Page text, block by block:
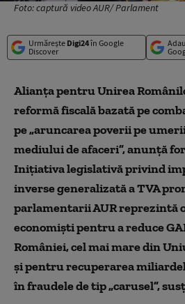
Foto: captură video AUR/ Parlament
Urmărește Digi24în Google
Discover
Alianţa pentru Unirea
reformă fiscală bazată pe
pe „aruncarea poverii pe
mediului de afaceri”, anunță
Iniţiativa legislativă privind
inverse generalizată a TVA
parlamentarii AUR reprezintă
economişti pentru a reduce
României, cel mai mare din
şi pentru recuperarea
în fraudele de tip „carusel”,